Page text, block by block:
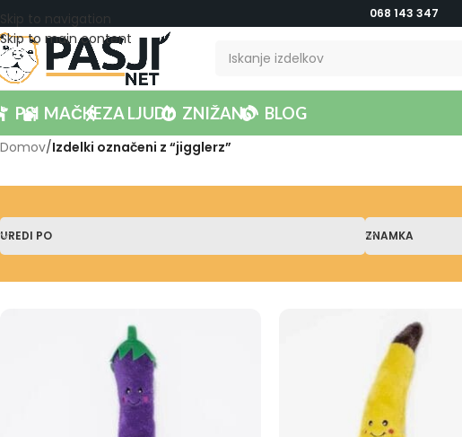
Skip to navigation
Skip to main content
068 143 347
PSI MAČKEZA LJUDI ZNIŽANO BLOG
Domov/Izdelki označeni z “jigglerz”
UREDI PO ZNAMKA